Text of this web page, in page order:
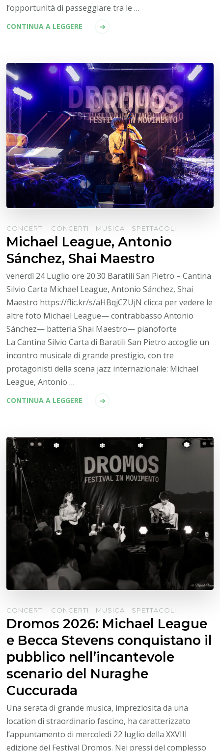
l’opportunità di passeggiare tra le …
CONTINUA A LEGGERE
CONCERTI CONCERTI MUSICA SPETTACOLI
Michael League, Antonio
Sánchez, Shai Maestro
venerdì 24 Luglio ore 20:30 Baratili San Pietro – Cantina
Silvio Carta Michael League, Antonio Sánchez, Shai
Maestro https://flic.kr/s/aHBqjCZUjN clicca per vedere le
altre foto Michael League— contrabbasso Antonio
Sánchez— batteria Shai Maestro— pianoforte
La Cantina Silvio Carta di Baratili San Pietro accoglie un
incontro musicale di grande prestigio, con tre
protagonisti della scena jazz internazionale: Michael
League, Antonio …
CONTINUA A LEGGERE
CONCERTI CONCERTI MUSICA SPETTACOLI
Dromos 2026: Michael League
e Becca Stevens conquistano il
pubblico nell’incantevole
scenario del Nuraghe
Cuccurada
Una serata di grande musica, impreziosita da una
location di straordinario fascino, ha caratterizzato
l’appuntamento di mercoledì 22 luglio della XXVIII
edizione del Festival Dromos. Nei pressi del complesso